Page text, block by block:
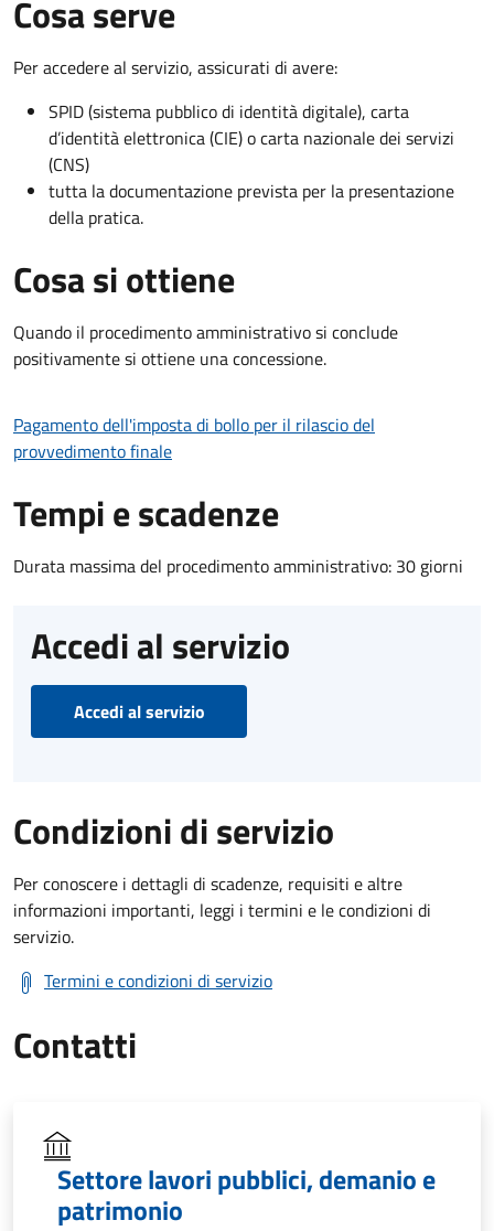
Cosa serve
Per accedere al servizio, assicurati di avere:
SPID (sistema pubblico di identità digitale), carta
d’identità elettronica (CIE) o carta nazionale dei servizi
(CNS)
tutta la documentazione prevista per la presentazione
della pratica.
Cosa si ottiene
Quando il procedimento amministrativo si conclude
positivamente si ottiene una concessione.
Pagamento dell'imposta di bollo per il rilascio del
provvedimento finale
Tempi e scadenze
Durata massima del procedimento amministrativo: 30 giorni
Accedi al servizio
Accedi al servizio
Condizioni di servizio
Per conoscere i dettagli di scadenze, requisiti e altre
informazioni importanti, leggi i termini e le condizioni di
servizio.
Termini e condizioni di servizio
Contatti
Settore lavori pubblici, demanio e
patrimonio